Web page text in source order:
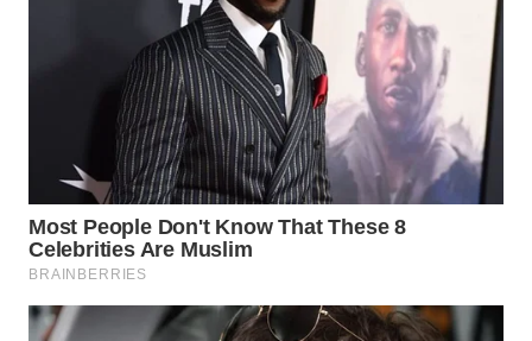
TANGERANG
BINJAI
WN
CIREBON